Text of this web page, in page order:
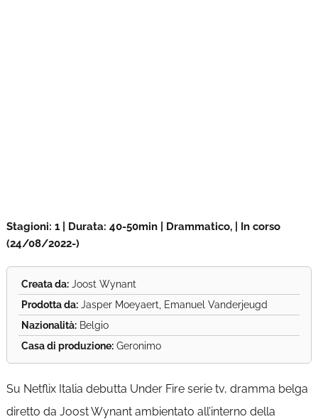
Stagioni: 1 | Durata: 40-50min | Drammatico, | In corso
(24/08/2022-)
Creata da:Joost Wynant
Prodotta da:Jasper Moeyaert, Emanuel Vanderjeugd
Nazionalità:Belgio
Casa di produzione:Geronimo
Su Netflix Italia debutta Under Fire serie tv, dramma belga
diretto da Joost Wynant ambientato all’interno della